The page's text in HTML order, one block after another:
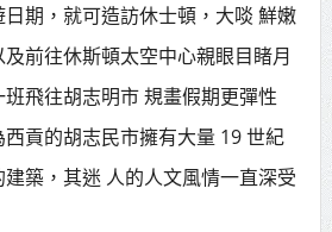
力介選邀請村里長一
期，就可造訪休士頓，大啖 鮮嫩
前往休斯頓太空中心親眼目睹月
飛往胡志明市 規畫假期更彈性
貢的胡志民市擁有大量 19 世紀
築，其迷 人的人文風情一直深受